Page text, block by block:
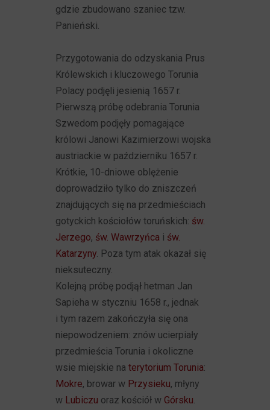
gdzie zbudowano szaniec tzw.
Panieński.
Przygotowania do odzyskania Prus
Królewskich i kluczowego Torunia
Polacy podjęli jesienią 1657 r.
Pierwszą próbę odebrania Torunia
Szwedom podjęły pomagające
królowi Janowi Kazimierzowi wojska
austriackie w październiku 1657 r.
Krótkie, 10-dniowe oblężenie
doprowadziło tylko do zniszczeń
znajdujących się na przedmieściach
gotyckich kościołów toruńskich: św.
Jerzego, św. Wawrzyńca i św.
Katarzyny. Poza tym atak okazał się
nieksuteczny.
Kolejną próbę podjął hetman Jan
Sapieha w styczniu 1658 r., jednak
i tym razem zakończyła się ona
niepowodzeniem: znów ucierpiały
przedmieścia Torunia i okoliczne
wsie miejskie naterytorium Torunia:
Mokre, browar w Przysieku, młyny
w Lubiczu oraz kościół w Górsku.